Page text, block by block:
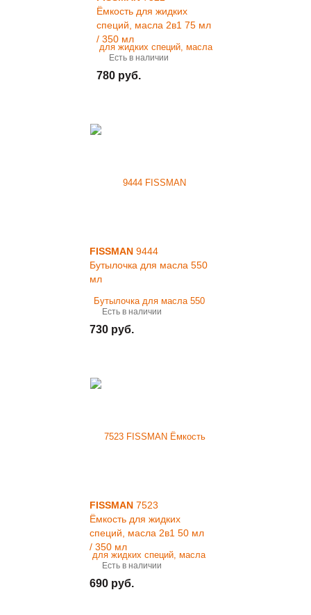
Ёмкость для жидких
специй, масла 2в1 75 мл
/ 350 мл
Есть в наличии
780 руб.
FISSMAN 9444
Бутылочка для масла 550
мл
Есть в наличии
730 руб.
FISSMAN 7523
Ёмкость для жидких
специй, масла 2в1 50 мл
/ 350 мл
Есть в наличии
690 руб.